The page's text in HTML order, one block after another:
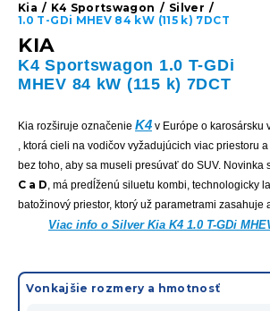
Kia / K4 Sportswagon / Silver /
1.0 T-GDi MHEV 84 kW (115 k) 7DCT
KIA
K4 Sportswagon 1.0 T-GDi
MHEV 84 kW (115 k) 7DCT
Kia rozširuje označenie K4 v Európe o karosársku
, ktorá cieli na vodičov vyžadujúcich viac priestoru
bez toho, aby sa museli presúvať do SUV. Novinka
C a D, má predĺženú siluetu kombi, technologicky
batožinový priestor, ktorý už parametrami zasahuje
Viac info o Silver Kia K4 1.0 T-GDi
Vonkajšie rozmery a hmotnosť